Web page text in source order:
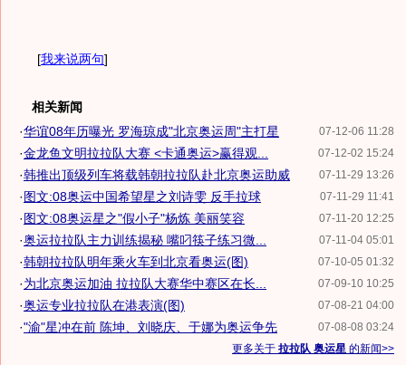
[我来说两句]
相关新闻
07-12-06 11:28
·华谊08年历曝光 罗海琼成"北京奥运周"主打星
07-12-02 15:24
·金龙鱼文明拉拉队大赛 <卡通奥运>赢得观...
07-11-29 13:26
·韩推出顶级列车将载韩朝拉拉队赴北京奥运助威
07-11-29 11:41
·图文:08奥运中国希望星之刘诗雯 反手拉球
07-11-20 12:25
·图文:08奥运星之"假小子"杨炼 美丽笑容
07-11-04 05:01
·奥运拉拉队主力训练揭秘 嘴叼筷子练习微...
07-10-05 01:32
·韩朝拉拉队明年乘火车到北京看奥运(图)
07-09-10 10:25
·为北京奥运加油 拉拉队大赛华中赛区在长...
07-08-21 04:00
·奥运专业拉拉队在港表演(图)
07-08-08 03:24
·"渝"星冲在前 陈坤、刘晓庆、于娜为奥运争先
更多关于 拉拉队 奥运星 的新闻>>